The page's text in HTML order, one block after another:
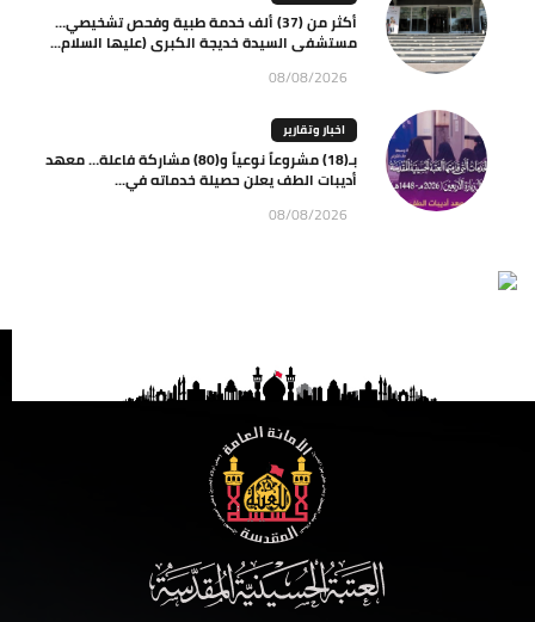
أكثر من (37) ألف خدمة طبية وفحص تشخيصي…
مستشفى السيدة خديجة الكبرى (عليها السلام...
08/08/2026
اخبار وتقارير
بـ(18) مشروعاً نوعياً و(80) مشاركة فاعلة… معهد
أديبات الطف يعلن حصيلة خدماته في...
08/08/2026